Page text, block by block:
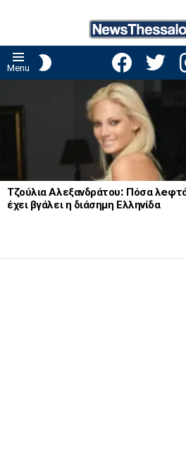
Menu
facebooktwitter
Τζούλια Αλεξανδράτου: Πόσα
έχει βγάλει η διάσημη Ελληνίδα